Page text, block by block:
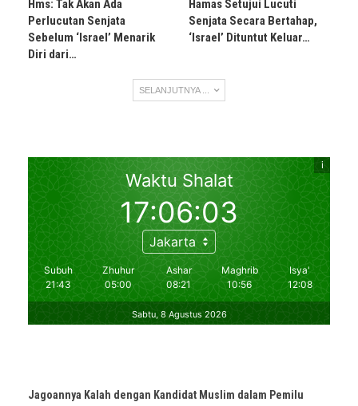
Hms: Tak Akan Ada
Perlucutan Senjata
Sebelum ‘Israel’ Menarik
Diri dari…
Hamas Setujui Lucuti
Senjata Secara Bertahap,
‘Israel’ Dituntut Keluar…
SELANJUTNYA ...
Jagoannya Kalah dengan Kandidat Muslim dalam Pemilu